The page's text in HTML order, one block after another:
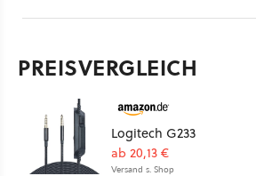
PREISVERGLEICH
Logitech G233
ab 20,13 €
Versand s. Shop